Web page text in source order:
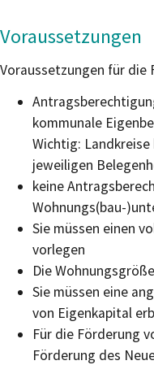
Voraussetzungen
Voraussetzungen für die
kommunale
Wichtig:
jeweiligen
keine
Wohnungs(bau-
Sie müssen einen
vorlegen
Die
Sie müssen eine
von Eigenkapital
Für die Förderung
Förderung des